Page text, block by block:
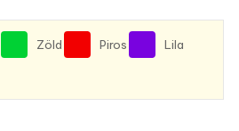
Zöld Piros Lila